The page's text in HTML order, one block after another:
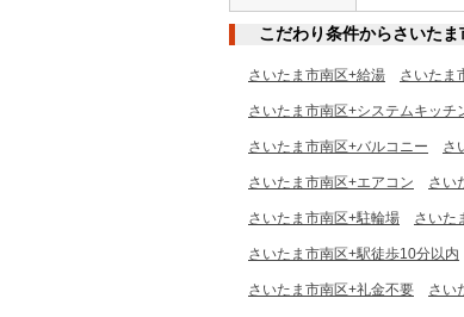
こだわり条件からさいた
さいたま市南区+給湯 さいたま
さいたま市南区+システムキッチ
さいたま市南区+バルコニー さ
さいたま市南区+エアコン さい
さいたま市南区+駐輪場 さいた
さいたま市南区+駅徒歩10分以内
さいたま市南区+礼金不要 さい